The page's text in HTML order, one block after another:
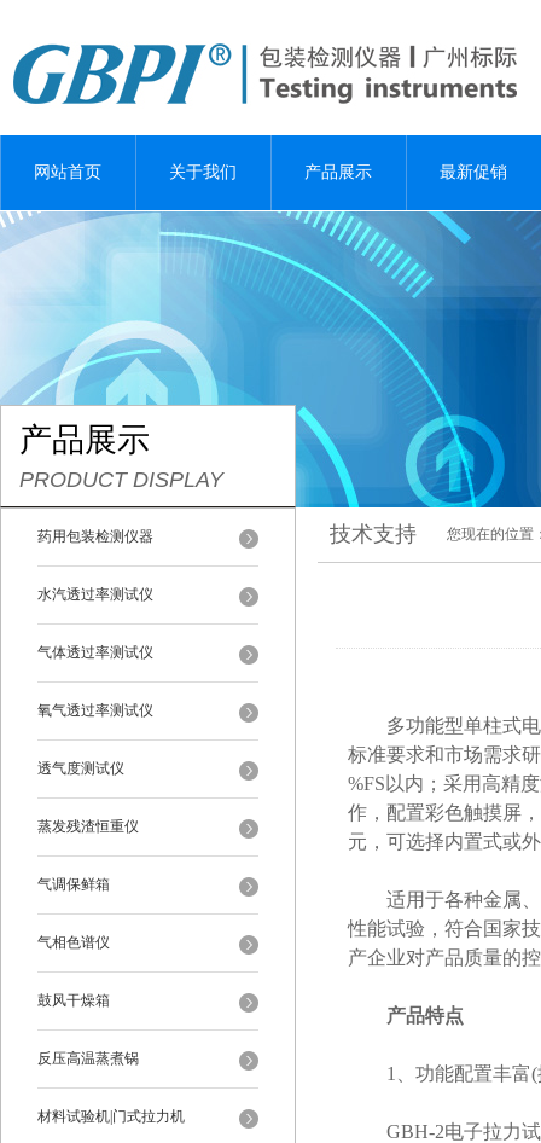
网站首页 关于我们 产品展示 最新促销
产品展示
PRODUCT DISPLAY
药用包装检测仪器
水汽透过率测试仪
气体透过率测试仪
氧气透过率测试仪
透气度测试仪
蒸发残渣恒重仪
气调保鲜箱
气相色谱仪
鼓风干燥箱
反压高温蒸煮锅
材料试验机|门式拉力机
技术支持 您现在的位置
多功能型单柱式电
标准要求和市场需求
%FS以内；采用高精
作，配置彩色触摸屏
元，可选择内置式或
适用于各种金属、
性能试验，符合国家
产企业对产品质量的
产品特点
1、功能配置丰富(
GBH-2电子拉力试